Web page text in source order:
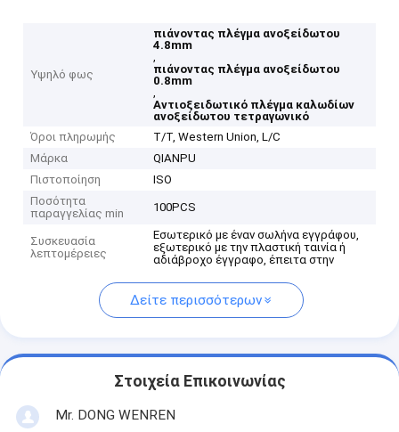
Υψηλό φως
πιάνοντας πλέγμα ανοξείδωτου
4.8mm
,
πιάνοντας πλέγμα ανοξείδωτου
0.8mm
,
Αντιοξειδωτικό πλέγμα καλωδίων
ανοξείδωτου τετραγωνικό
Όροι πληρωμής
T/T, Western Union, L/C
Μάρκα
QIANPU
Πιστοποίηση
ISO
Ποσότητα
παραγγελίας min
100PCS
Συσκευασία
λεπτομέρειες
Εσωτερικό με έναν σωλήνα εγγράφου,
εξωτερικό με την πλαστική ταινία ή
αδιάβροχο έγγραφο, έπειτα στην
Δείτε περισσότερων
Στοιχεία Επικοινωνίας
Mr. DONG WENREN